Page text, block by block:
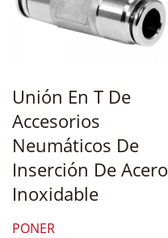
Unión En T De
Accesorios
Neumáticos De
Inserción De Acero
Inoxidable
PONER